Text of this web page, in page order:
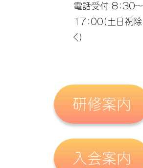
電話受付 8：30～
17：00(土日祝除
く)
研修案内
入会案内